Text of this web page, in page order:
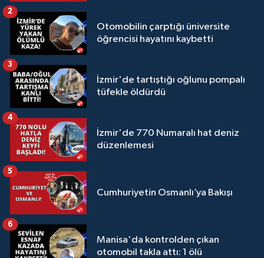
Otomobilin çarptığı üniversite
öğrencisi hayatını kaybetti
2
İzmir'de tartıştığı oğlunu pompalı
tüfekle öldürdü
3
İzmir'de 770 Numaralı hat deniz
düzenlemesi
4
Cumhuriyetin Osmanlı’ya Bakışı
5
Manisa'da kontrolden çıkan
otomobil takla attı: 1 ölü
6